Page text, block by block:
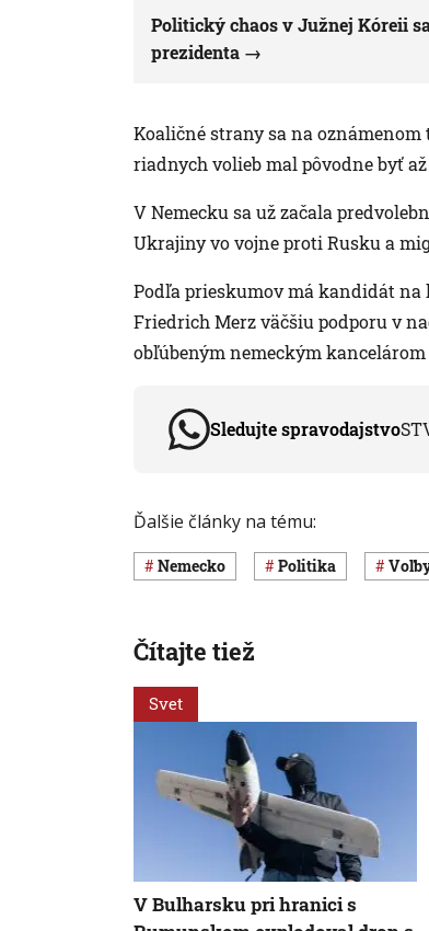
Politický chaos v Južnej Kóreii
prezidenta
Koaličné strany sa na
riadnych volieb mal pôvodne byť
V Nemecku sa už začala
Ukrajiny vo vojne proti Rusku a
Podľa prieskumov má kandidát na
Friedrich Merz väčšiu podporu v
obľúbeným nemeckým
Sledujte spravodajstvo
Ďalšie články na tému:
Nemecko Politika
Čítajte tiež
Svet
V Bulharsku pri hranici s